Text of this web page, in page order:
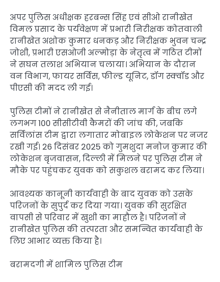
अपर पुलिस अधीक्षक हरबन्स सिंह एवं सीओ रानीखेत
विमल प्रसाद के पर्यवेक्षण में प्रभारी निरीक्षक कोतवाली
रानीखेत अशोक कुमार धनकड़ और निरीक्षक भुवन चन्द्र
जोशी, प्रभारी एसओजी अल्मोड़ा के नेतृत्व में गठित टीमों
ने सघन तलाश अभियान चलाया। अभियान के दौरान
वन विभाग, फायर सर्विस, फील्ड यूनिट, डॉग स्क्वॉड और
पीएसी की मदद ली गई।
पुलिस टीमों ने रानीखेत से नैनीताल मार्ग के बीच लगे
लगभग 100 सीसीटीवी कैमरों की जांच की, जबकि
सर्विलांस टीम द्वारा लगातार मोबाइल लोकेशन पर नजर
रखी गई। 26 दिसंबर 2025 को गुमशुदा मनोज कुमार की
लोकेशन बृजवासन, दिल्ली में मिलने पर पुलिस टीम ने
मौके पर पहुंचकर युवक को सकुशल बरामद कर लिया।
आवश्यक कानूनी कार्यवाही के बाद युवक को उसके
परिजनों के सुपुर्द कर दिया गया। युवक की सुरक्षित
वापसी से परिवार में खुशी का माहौल है। परिजनों ने
रानीखेत पुलिस की तत्परता और समन्वित कार्यवाही के
लिए आभार व्यक्त किया है।
बरामदगी में शामिल पुलिस टीम